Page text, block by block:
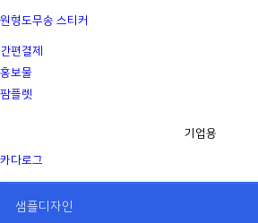
원형도무송 스티커
간편결제
홍보물
팜플렛
기업용
카다로그
샘플디자인